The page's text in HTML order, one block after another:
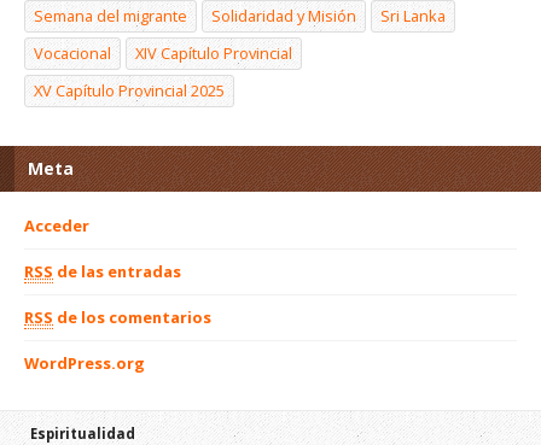
Semana del migrante
Solidaridad y Misión
Sri Lanka
Vocacional
XIV Capítulo Provincial
XV Capítulo Provincial 2025
Meta
Acceder
RSS de las entradas
RSS de los comentarios
WordPress.org
Espiritualidad